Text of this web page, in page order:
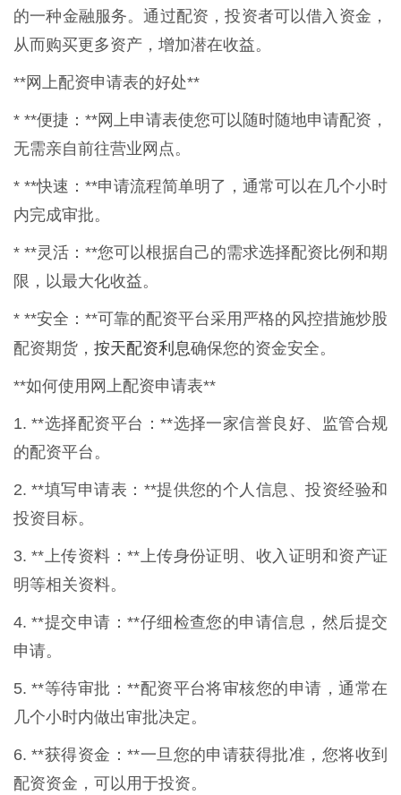
的一种金融服务。通过配资，投资者可以借入资金，
从而购买更多资产，增加潜在收益。
**网上配资申请表的好处**
* **便捷：**网上申请表使您可以随时随地申请配资，
无需亲自前往营业网点。
* **快速：**申请流程简单明了，通常可以在几个小时
内完成审批。
* **灵活：**您可以根据自己的需求选择配资比例和期
限，以最大化收益。
* **安全：**可靠的配资平台采用严格的风控措施炒股
配资期货， 按天配资利息确保您的资金安全。
**如何使用网上配资申请表**
1. **选择配资平台：**选择一家信誉良好、监管合规
的配资平台。
2. **填写申请表：**提供您的个人信息、投资经验和
投资目标。
3. **上传资料：**上传身份证明、收入证明和资产证
明等相关资料。
4. **提交申请：**仔细检查您的申请信息，然后提交
申请。
5. **等待审批：**配资平台将审核您的申请，通常在
几个小时内做出审批决定。
6. **获得资金：**一旦您的申请获得批准，您将收到
配资资金，可以用于投资。